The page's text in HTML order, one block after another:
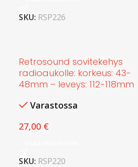
SKU: RSP226
Retrosound sovitekehys
radioaukolle: korkeus: 43-
48mm – leveys: 112-118mm
Varastossa
27,00 €
SKU: RSP220